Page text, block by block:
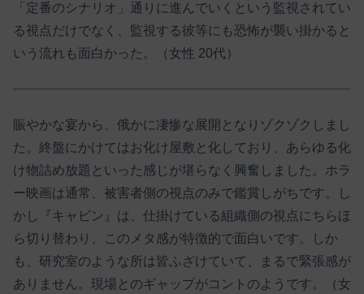
「定番のシナリオ」通りに進んでいくという監視されてい
る視点だけでなく、監視する彼等にも恐怖が襲い掛かると
いう流れも面白かった。（女性 20代）
賑やかな宴から、俄かに凄惨な展開となりゾクゾクしまし
た。終盤にかけてはお化け屋敷と化しており、あらゆる化
け物詰め放題といった感じが堪らなく興奮しました。ホラ
ー映画は通常、被害者側の視点のみで鑑賞しがちです。し
かし『キャビン』は、仕掛けている組織側の視点にちらほ
ら切り替わり、このメタ感が特徴的で面白いです。しか
も、研究室のような所は皆ふざけていて、まるで緊張感が
ありません。現場とのギャップがコントのようです。（女